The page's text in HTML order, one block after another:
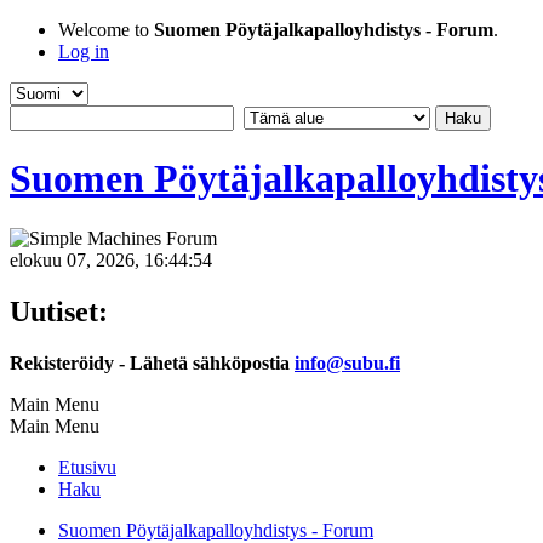
Welcome to Suomen Pöytäjalkapalloyhdistys - Forum.
Log in
Suomen
elokuu 07, 2026, 16:44:54
Uutiset:
Rekisteröidy - Lähetä sähköpostia info@subu.fi
Main Menu
Main Menu
Etusivu
Haku
Suomen Pöytäjalkapalloyhdistys - Forum